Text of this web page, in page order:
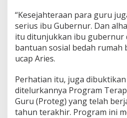
“Kesejahteraan para guru
serius ibu Gubernur. Dan
itu ditunjukkan ibu gubernur
bantuan sosial bedah rumah
ucap Aries.
Perhatian itu, juga
ditelurkannya Program
Guru (Proteg) yang telah
tahun terakhir. Program ini